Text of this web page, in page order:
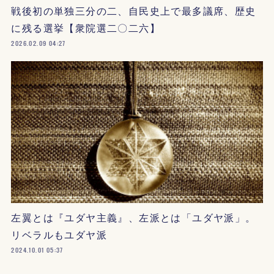
戦後初の単独三分の二、自民史上で最多議席、歴史
に残る選挙【衆院選二〇二六】
2026.02.09 04:27
左翼とは『ユダヤ主義』、左派とは「ユダヤ派」。
リベラルもユダヤ派
2024.10.01 05:37